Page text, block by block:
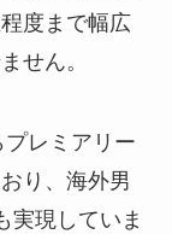
度まで幅広
せん。
レミアリー
り、海外男
実現していま